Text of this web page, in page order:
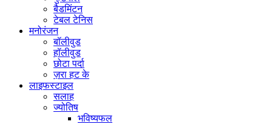
बैडमिंटन
टेबल टेनिस
मनोरंजन
बॉलीवुड
हॉलीवुड
छोटा पर्दा
ज़रा हट के
लाइफस्टाइल
सलाह
ज्योतिष
भविष्यफल